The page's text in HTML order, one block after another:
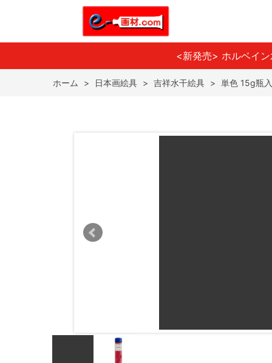
<新発売> ホルベイ
ホーム > 日本画絵具 > 吉祥水干絵具 > 単色 15g瓶入